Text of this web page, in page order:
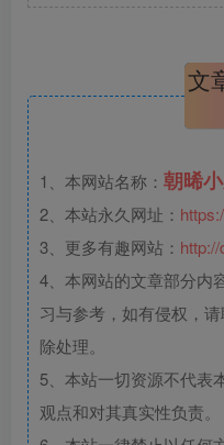
文
1、本网站名称： 朝晞
2、本站永久网址：
3、更多有趣网站：
4、本网站的文章部分内
习与参考，如有侵权，
除处理。
5、本站一切资源不代表
观点和对其真实性负责。